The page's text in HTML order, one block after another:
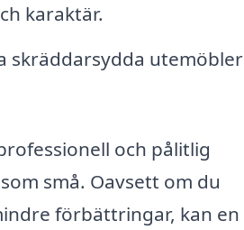
karaktär.
skräddarsydda utemöbler
och pålitlig
små. Oavsett om du
förbättringar, kan en